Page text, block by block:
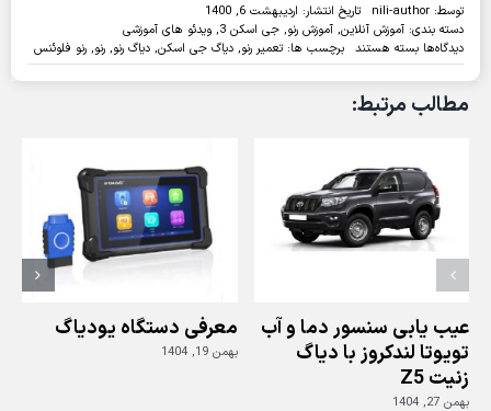
توسط: nili-author
تاریخ انتشار: اردیبهشت 6, 1400
دسته بندی: آموزش آنلاین, آموزش رنو, جی اسکن 3 , ویدئو های آموزشی
دیدگاه‌ها برای
ویدئو:عیب
یابی
رنو
فلوئنس
جی
اسکن
3
بسته هستند برچسب ها: تعمیر رنو, دیاگ جی اسکن, دیاگ رنو, رنو, رنو فلوئنس
مطالب مرتبط:
عیب یابی سنسور دما و آب
تویوتا لندکروز با دیاگ
زنیت Z5
بهمن 27, 1404
معرفی دستگاه یودیاگ
بهمن 19, 1404